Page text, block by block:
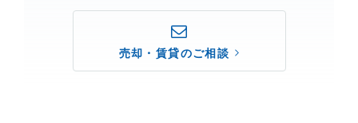
売却・賃貸のご相談